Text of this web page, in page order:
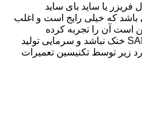
فریزر یا ساید بای ساید
که خیلی رایج است و اغلب
است آن را تجربه کرده
باشند.زمانی که یخچال SAMSUNG خنک نباشد و سرمایی تولید
زیر توسط تکنیسین تعمیرات